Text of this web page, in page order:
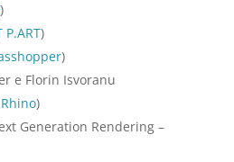
)
P.ART)
)
e Florin Isvoranu
)
Generation Rendering –